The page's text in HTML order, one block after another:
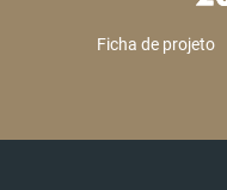
Ficha de projeto